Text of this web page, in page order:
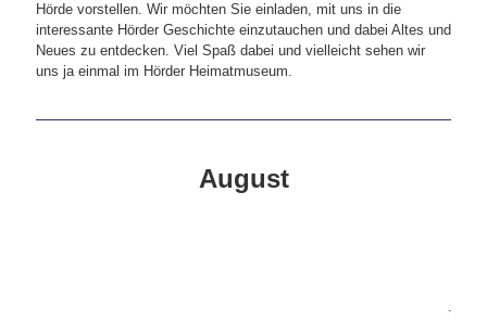
Hörde vorstellen. Wir möchten Sie einladen, mit uns in die
interessante Hörder Geschichte einzutauchen und dabei Altes und
Neues zu entdecken. Viel Spaß dabei und vielleicht sehen wir
uns ja einmal im Hörder Heimatmuseum.
August